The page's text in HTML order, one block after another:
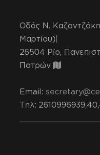
Οδός Ν.
Μαρτίου)|
26504 Ρίο,
Πατρών
Email:
Τηλ: